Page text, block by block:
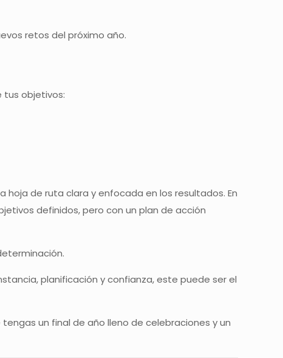
retos del próximo año.
tus objetivos:
de ruta clara y enfocada en los resultados. En
definidos, pero con un plan de acción
planificación y confianza, este puede ser el
un final de año lleno de celebraciones y un